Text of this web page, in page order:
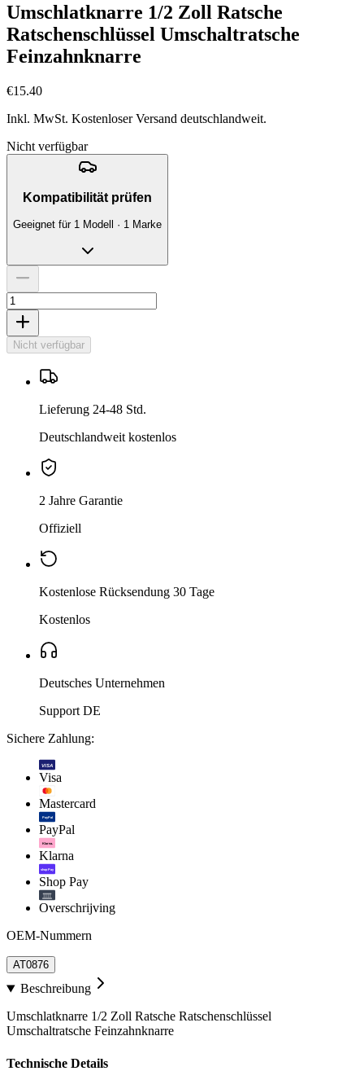
Umschlatknarre 1/2 Zoll Ratsche
Ratschenschlüssel Umschaltratsche
Feinzahnknarre
€15.40
Inkl. MwSt. Kostenloser Versand deutschlandweit.
Nicht verfügbar
Kompatibilität prüfen
Geeignet für 1 Modell · 1 Marke
Nicht verfügbar
Lieferung 24-48 Std.
Deutschlandweit kostenlos
2 Jahre Garantie
Offiziell
Kostenlose Rücksendung 30 Tage
Kostenlos
Deutsches Unternehmen
Support DE
Sichere Zahlung:
VISA
Visa
Mastercard
PayPal
PayPal
Klarna.
Klarna
shop Pay
Shop Pay
Overschrijving
OEM-Nummern
AT0876
Beschreibung
Umschlatknarre 1/2 Zoll Ratsche Ratschenschlüssel
Umschaltratsche Feinzahnknarre
Technische Details